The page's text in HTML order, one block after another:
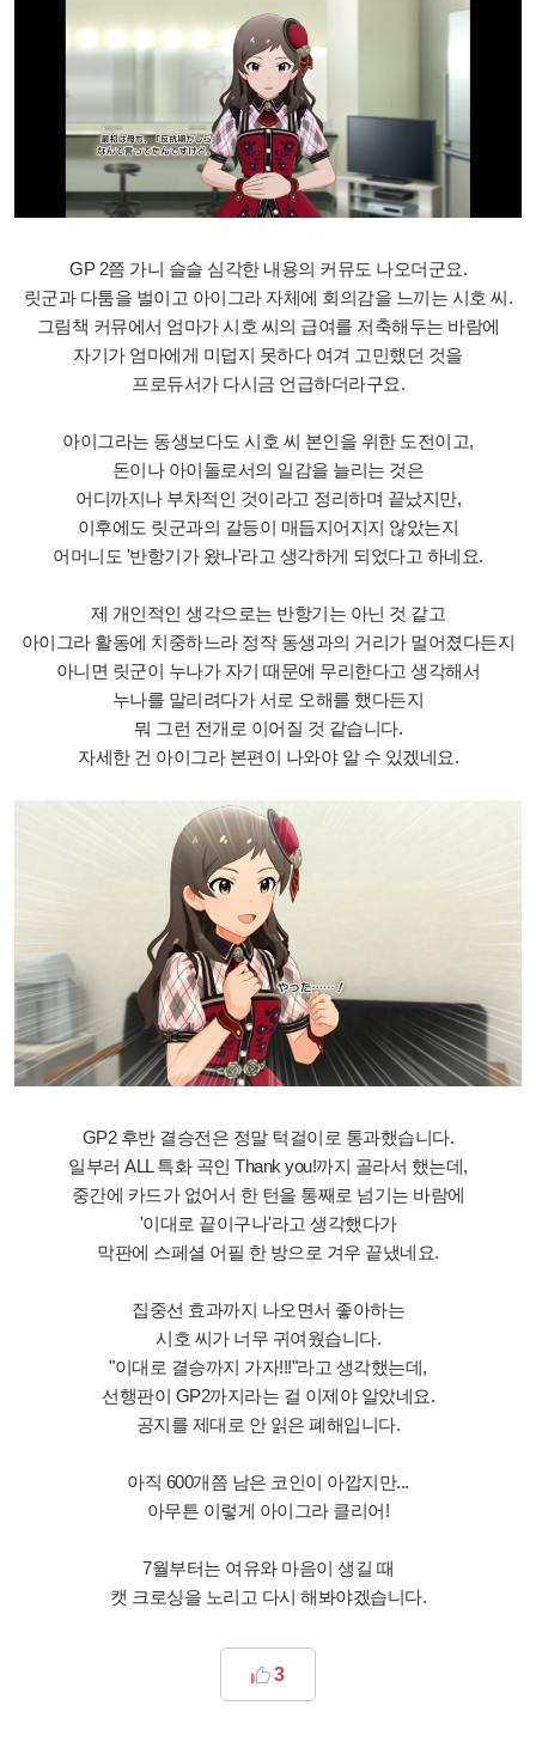
GP 2쯤 가니 슬슬 심각한 내용의 커뮤도 나오더군요.
릿군과 다툼을 벌이고 아이그라 자체에 회의감을 느끼는 시호 씨.
그림책 커뮤에서 엄마가 시호 씨의 급여를 저축해두는 바람에
자기가 엄마에게 미덥지 못하다 여겨 고민했던 것을
프로듀서가 다시금 언급하더라구요.
아이그라는 동생보다도 시호 씨 본인을 위한 도전이고,
돈이나 아이돌로서의 일감을 늘리는 것은
어디까지나 부차적인 것이라고 정리하며 끝났지만,
이후에도 릿군과의 갈등이 매듭지어지지 않았는지
어머니도 '반항기가 왔나'라고 생각하게 되었다고 하네요.
제 개인적인 생각으로는 반항기는 아닌 것 같고
아이그라 활동에 치중하느라 정작 동생과의 거리가 멀어졌다든지
아니면 릿군이 누나가 자기 때문에 무리한다고 생각해서
누나를 말리려다가 서로 오해를 했다든지
뭐 그런 전개로 이어질 것 같습니다.
자세한 건 아이그라 본편이 나와야 알 수 있겠네요.
GP2 후반 결승전은 정말 턱걸이로 통과했습니다.
일부러 ALL 특화 곡인 Thank you!까지 골라서 했는데,
중간에 카드가 없어서 한 턴을 통째로 넘기는 바람에
'이대로 끝이구나'라고 생각했다가
막판에 스페셜 어필 한 방으로 겨우 끝냈네요.
집중선 효과까지 나오면서 좋아하는
시호 씨가 너무 귀여웠습니다.
"이대로 결승까지 가자!!!"라고 생각했는데,
선행판이 GP2까지라는 걸 이제야 알았네요.
공지를 제대로 안 읽은 폐해입니다.
아직 600개쯤 남은 코인이 아깝지만...
아무튼 이렇게 아이그라 클리어!
7월부터는 여유와 마음이 생길 때
캣 크로싱을 노리고 다시 해봐야겠습니다.
3